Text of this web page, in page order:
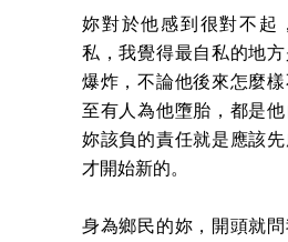
妳對於他感到很對不起
私，我覺得最自私的地
爆炸，不論他後來怎麼
至有人為他墮胎，都是
妳該負的責任就是應該
才開始新的。
身為鄉民的妳，開頭就問